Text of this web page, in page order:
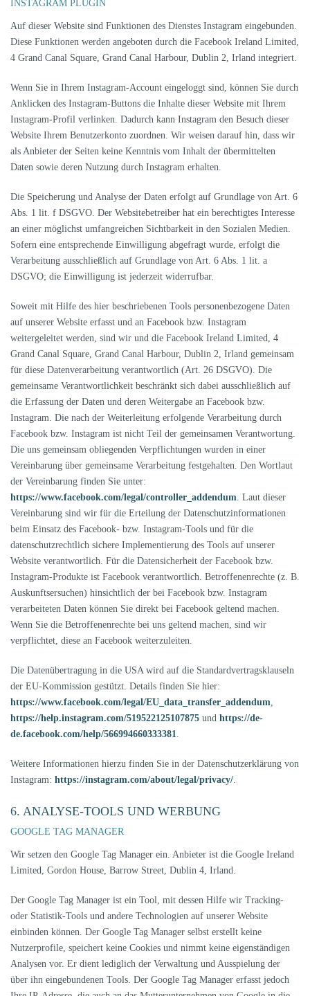
INSTAGRAM PLUGIN
Auf dieser Website sind Funktionen des Dienstes Instagram eingebunden.
Diese Funktionen werden angeboten durch die Facebook Ireland Limited,
4 Grand Canal Square, Grand Canal Harbour, Dublin 2, Irland integriert.
Wenn Sie in Ihrem Instagram-Account eingeloggt sind, können Sie durch
Anklicken des Instagram-Buttons die Inhalte dieser Website mit Ihrem
Instagram-Profil verlinken. Dadurch kann Instagram den Besuch dieser
Website Ihrem Benutzerkonto zuordnen. Wir weisen darauf hin, dass wir
als Anbieter der Seiten keine Kenntnis vom Inhalt der übermittelten
Daten sowie deren Nutzung durch Instagram erhalten.
Die Speicherung und Analyse der Daten erfolgt auf Grundlage von Art. 6
Abs. 1 lit. f DSGVO. Der Websitebetreiber hat ein berechtigtes Interesse
an einer möglichst umfangreichen Sichtbarkeit in den Sozialen Medien.
Sofern eine entsprechende Einwilligung abgefragt wurde, erfolgt die
Verarbeitung ausschließlich auf Grundlage von Art. 6 Abs. 1 lit. a
DSGVO; die Einwilligung ist jederzeit widerrufbar.
Soweit mit Hilfe des hier beschriebenen Tools personenbezogene Daten
auf unserer Website erfasst und an Facebook bzw. Instagram
weitergeleitet werden, sind wir und die Facebook Ireland Limited, 4
Grand Canal Square, Grand Canal Harbour, Dublin 2, Irland gemeinsam
für diese Datenverarbeitung verantwortlich (Art. 26 DSGVO). Die
gemeinsame Verantwortlichkeit beschränkt sich dabei ausschließlich auf
die Erfassung der Daten und deren Weitergabe an Facebook bzw.
Instagram. Die nach der Weiterleitung erfolgende Verarbeitung durch
Facebook bzw. Instagram ist nicht Teil der gemeinsamen Verantwortung.
Die uns gemeinsam obliegenden Verpflichtungen wurden in einer
Vereinbarung über gemeinsame Verarbeitung festgehalten. Den Wortlaut
der Vereinbarung finden Sie unter:
https://www.facebook.com/legal/controller_addendum. Laut dieser
Vereinbarung sind wir für die Erteilung der Datenschutzinformationen
beim Einsatz des Facebook- bzw. Instagram-Tools und für die
datenschutzrechtlich sichere Implementierung des Tools auf unserer
Website verantwortlich. Für die Datensicherheit der Facebook bzw.
Instagram-Produkte ist Facebook verantwortlich. Betroffenenrechte (z. B.
Auskunftsersuchen) hinsichtlich der bei Facebook bzw. Instagram
verarbeiteten Daten können Sie direkt bei Facebook geltend machen.
Wenn Sie die Betroffenenrechte bei uns geltend machen, sind wir
verpflichtet, diese an Facebook weiterzuleiten.
Die Datenübertragung in die USA wird auf die Standardvertragsklauseln
der EU-Kommission gestützt. Details finden Sie hier:
https://www.facebook.com/legal/EU_data_transfer_addendum,
https://help.instagram.com/519522125107875 und https://de-
de.facebook.com/help/566994660333381.
Weitere Informationen hierzu finden Sie in der Datenschutzerklärung von
Instagram: https://instagram.com/about/legal/privacy/.
6. ANALYSE-TOOLS UND WERBUNG
GOOGLE TAG MANAGER
Wir setzen den Google Tag Manager ein. Anbieter ist die Google Ireland
Limited, Gordon House, Barrow Street, Dublin 4, Irland.
Der Google Tag Manager ist ein Tool, mit dessen Hilfe wir Tracking-
oder Statistik-Tools und andere Technologien auf unserer Website
einbinden können. Der Google Tag Manager selbst erstellt keine
Nutzerprofile, speichert keine Cookies und nimmt keine eigenständigen
Analysen vor. Er dient lediglich der Verwaltung und Ausspielung der
über ihn eingebundenen Tools. Der Google Tag Manager erfasst jedoch